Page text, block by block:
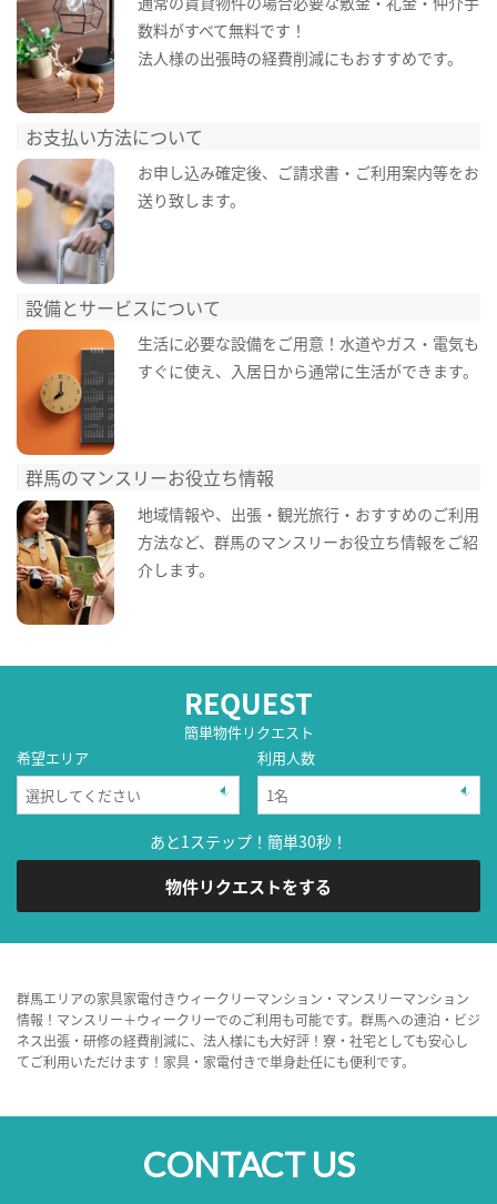
数料がすべて無料です！
法人様の出張時の経費削減にもおすすめです。
お支払い方法について
お申し込み確定後、ご請求書・ご利用案内等をお
送り致します。
設備とサービスについて
生活に必要な設備をご用意！水道やガス・電気も
すぐに使え、入居日から通常に生活ができます。
群馬のマンスリーお役立ち情報
地域情報や、出張・観光旅行・おすすめのご利用
方法など、群馬のマンスリーお役立ち情報をご紹
介します。
REQUEST
簡単物件リクエスト
希望エリア
利用人数
あと1ステップ！簡単30秒！
物件リクエストをする
群馬エリアの家具家電付きウィークリーマンション・マンスリーマンション
情報！マンスリー＋ウィークリーでのご利用も可能です。群馬への連泊・ビジ
ネス出張・研修の経費削減に、法人様にも大好評！寮・社宅としても安心し
てご利用いただけます！家具・家電付きで単身赴任にも便利です。
CONTACT US